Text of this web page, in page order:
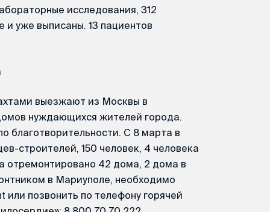
исследования, 312
и уже выписаны. 13 пациентов
выезжают из Москвы в
нуждающихся жителей города.
благотворительности. С 8 марта в
строителей, 150 человек, 4 человека
отремонтировано 42 дома, 2 дома в
в Мариуполе, необходимо
позвонить по телефону горячей